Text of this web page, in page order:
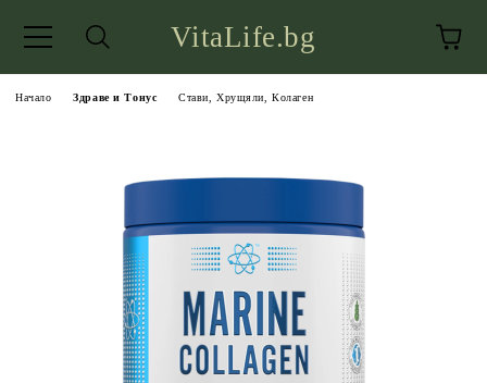
VitaLife.bg
Начало Здраве и Тонус Стави, Хрущяли, Колаген